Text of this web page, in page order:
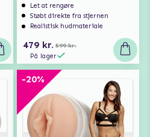
Let at rengøre
Støbt direkte fra stjernen
Realistisk hudmateriale
479 kr. 599 kr.
På lager
-20%